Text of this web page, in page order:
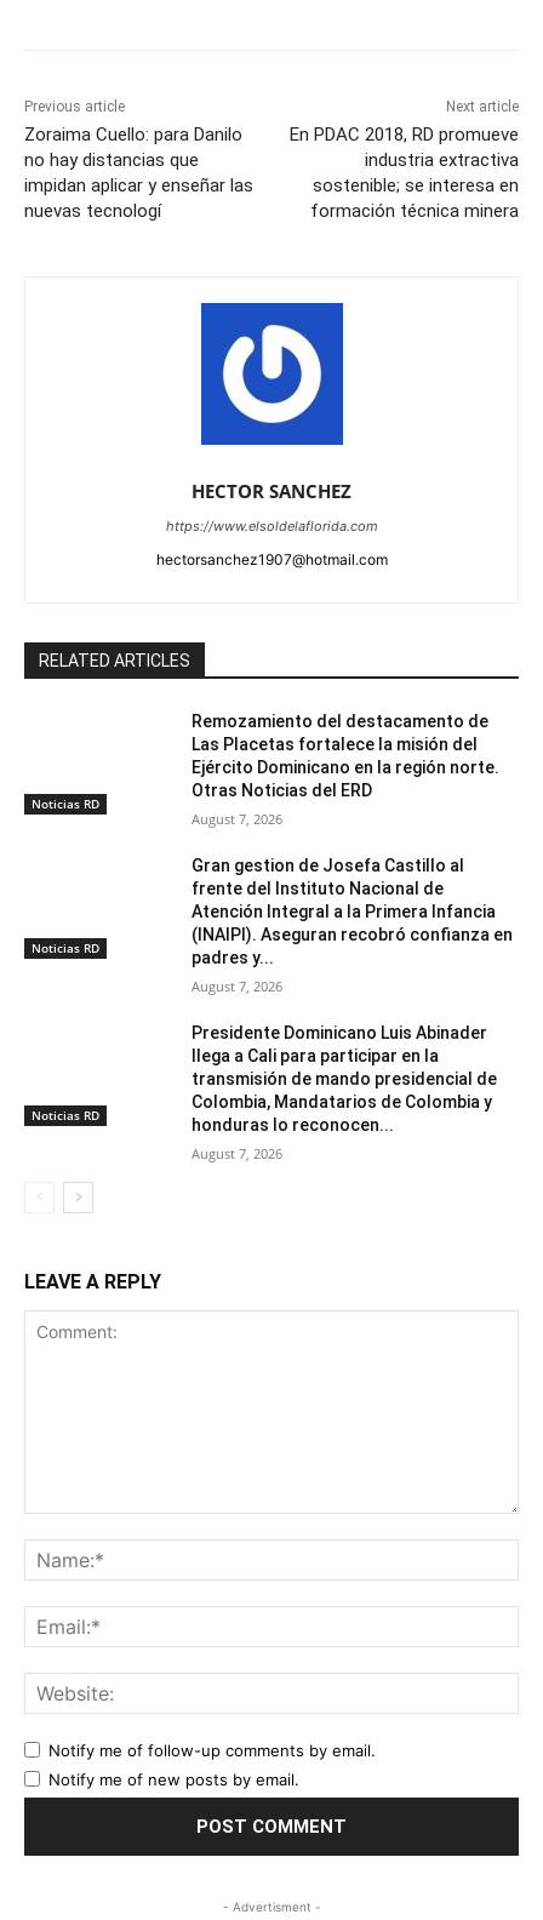
Previous article
Zoraima Cuello: para Danilo
no hay distancias que
impidan aplicar y enseñar las
nuevas tecnologí
Next article
En PDAC 2018, RD promueve
industria extractiva
sostenible; se interesa en
formación técnica minera
HECTOR SANCHEZ
https://www.elsoldelaflorida.com
hectorsanchez1907@hotmail.com
RELATED ARTICLES
Noticias RD
Remozamiento del destacamento de
Las Placetas fortalece la misión del
Ejército Dominicano en la región norte.
Otras Noticias del ERD
August 7, 2026
Noticias RD
Gran gestion de Josefa Castillo al
frente del Instituto Nacional de
Atención Integral a la Primera Infancia
(INAIPI). Aseguran recobró confianza en
padres y...
August 7, 2026
Noticias RD
Presidente Dominicano Luis Abinader
llega a Cali para participar en la
transmisión de mando presidencial de
Colombia, Mandatarios de Colombia y
honduras lo reconocen...
August 7, 2026
LEAVE A REPLY
Notify me of follow-up comments by email.
Notify me of new posts by email.
- Advertisment -